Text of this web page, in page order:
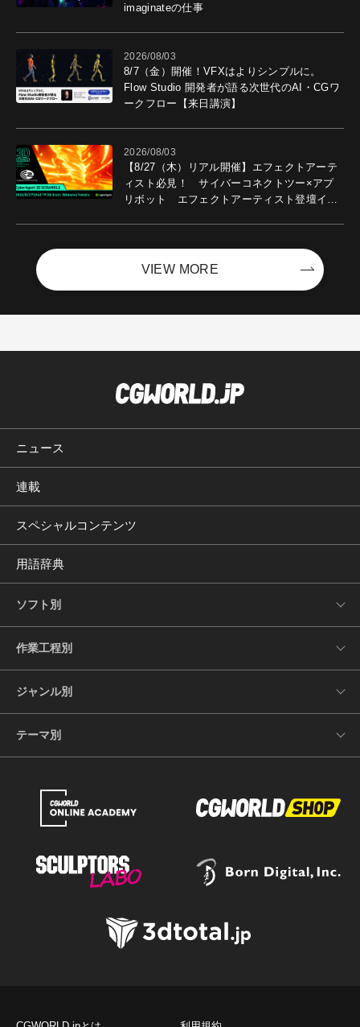
imaginateの仕事
2026/08/03
8/7（金）開催！VFXはよりシンプルに。
Flow Studio 開発者が語る次世代のAI・CGワ
ークフロー【来日講演】
2026/08/03
【8/27（木）リアル開催】エフェクトアーテ
ィスト必見！ サイバーコネクトツー×アプ
リボット エフェクトアーティスト登壇イベ
VIEW MORE
ニュース
連載
スペシャルコンテンツ
用語辞典
ソフト別
作業工程別
ジャンル別
テーマ別